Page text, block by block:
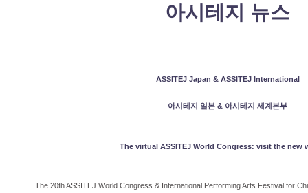
아시테지 뉴스
ASSITEJ Japan & ASSITEJ International
아시테지 일본 & 아시테지 세계본부
The virtual ASSITEJ World Congress: visit the new
The 20th ASSITEJ World Congress & International Performing Arts Festival for